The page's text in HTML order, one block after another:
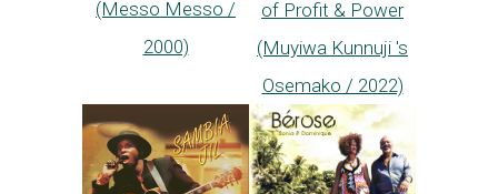
(Messo Messo /
2000)
of Profit & Power
(Muyiwa Kunnuji 's
Osemako / 2022)